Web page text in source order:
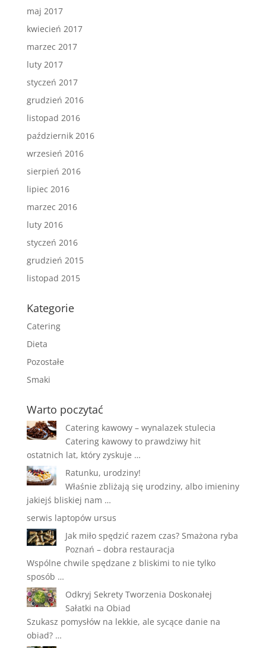
maj 2017
kwiecień 2017
marzec 2017
luty 2017
styczeń 2017
grudzień 2016
listopad 2016
październik 2016
wrzesień 2016
sierpień 2016
lipiec 2016
marzec 2016
luty 2016
styczeń 2016
grudzień 2015
listopad 2015
Kategorie
Catering
Dieta
Pozostałe
Smaki
Warto poczytać
Catering kawowy – wynalazek stulecia
Catering kawowy to prawdziwy hit
ostatnich lat, który zyskuje …
Ratunku, urodziny!
Właśnie zbliżają się urodziny, albo imieniny
jakiejś bliskiej nam …
serwis laptopów ursus
Jak miło spędzić razem czas? Smażona ryba
Poznań – dobra restauracja
Wspólne chwile spędzane z bliskimi to nie tylko
sposób …
Odkryj Sekrety Tworzenia Doskonałej
Sałatki na Obiad
Szukasz pomysłów na lekkie, ale sycące danie na
obiad? …